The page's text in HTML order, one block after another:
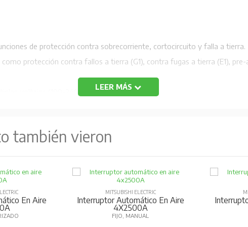
de protección contra sobrecorriente, cortocircuito y falla a tierra.
protección contra fallos a tierra (G1), contra fugas a tierra (E1),
voltajes (100-240V AC/DC, 24-60V DC).
de red como PROFIBUS-DP, CC-Link y MODBUS (RS-485).
los terminales del circuito principal.
(AE-S y AE-SS) sin necesidad de modificaciones importantes.
LEER MÁS
también vieron
En Aire
MITSUBISHI ELECTRIC
Interruptor Automático En Aire
4X2500A
FIJO, MOTORIZADO